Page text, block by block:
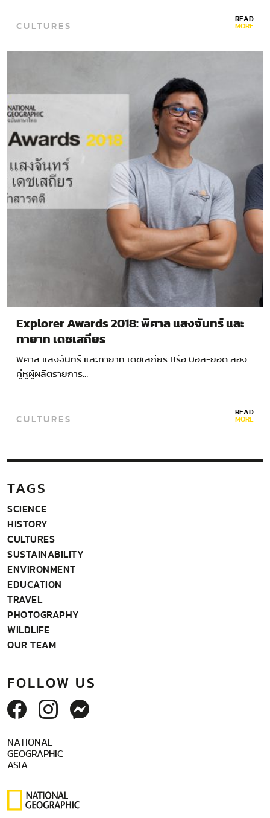
CULTURES READ
MORE
Explorer Awards 2018: พิศาล แสงจันทร์ และ
ทายาท เดชเสถียร
พิศาล แสงจันทร์ และทายาท เดชเสถียร หรือ บอล-ยอด สอง
คู่หูผู้ผลิตรายการ…
CULTURES READ
MORE
TAGS
SCIENCE
HISTORY
CULTURES
SUSTAINABILITY
ENVIRONMENT
EDUCATION
TRAVEL
PHOTOGRAPHY
WILDLIFE
OUR TEAM
FOLLOW US
NATIONAL
GEOGRAPHIC
ASIA